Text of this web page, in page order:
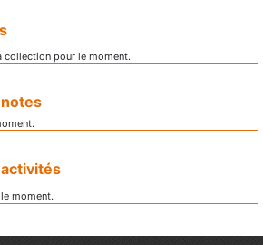
collection pour le moment.
moment.